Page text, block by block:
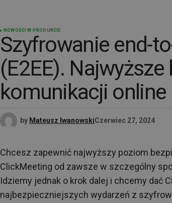
NOWOŚCI W PRODUKCIE
Szyfrowanie end-
(E2EE).
komunikacji online
by Mateusz IwanowskiCzerwiec 27, 2024
Chcesz zapewnić najwyższy poziom
ClickMeeting od zawsze w szczególny
Idziemy jednak o krok dalej i chcemy dać
najbezpieczniejszych wydarzeń z